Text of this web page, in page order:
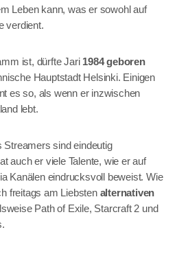
Leben kann, was er sowohl auf
verdient.
ist, dürfte Jari 1984 geboren
Hauptstadt Helsinki. Einigen
es so, als wenn er inzwischen
lebt.
Streamers sind eindeutig
auch er viele Talente, wie er auf
Kanälen eindrucksvoll beweist. Wie
freitags am Liebsten alternativen
Path of Exile, Starcraft 2 und